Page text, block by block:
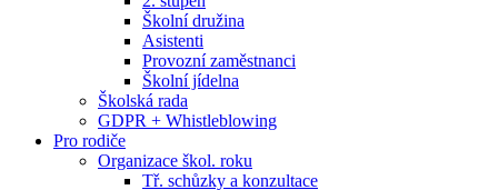
Školní družina
Asistenti
Provozní zaměstnanci
Školní jídelna
Školská rada
GDPR + Whistleblowing
Pro rodiče
Organizace škol. roku
Tř. schůzky a konzultace